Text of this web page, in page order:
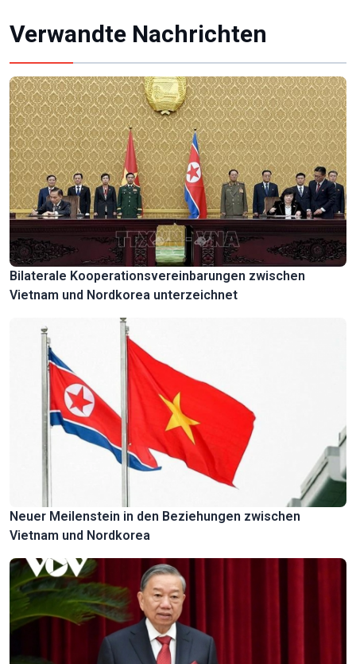
Verwandte Nachrichten
Bilaterale Kooperationsvereinbarungen zwischen
Vietnam und Nordkorea unterzeichnet
Neuer Meilenstein in den Beziehungen zwischen
Vietnam und Nordkorea